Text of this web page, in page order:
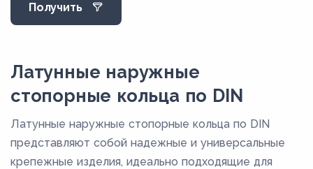
146
15,7
18,5
Получить
Латунные наружные
стопорные кольца по DIN
Латунные наружные стопорные кольца по DIN
представляют собой надежные и универсальные
крепежные изделия, идеально подходящие для